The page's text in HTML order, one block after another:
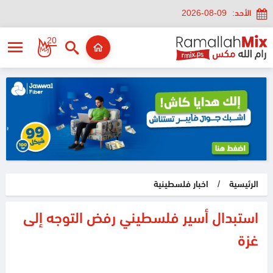
الأحد: 2026-08-09
20
الرئيسية / اخبار فلسطينية
استبدال أسير فلسطيني رفض التوجه إلى
غزة